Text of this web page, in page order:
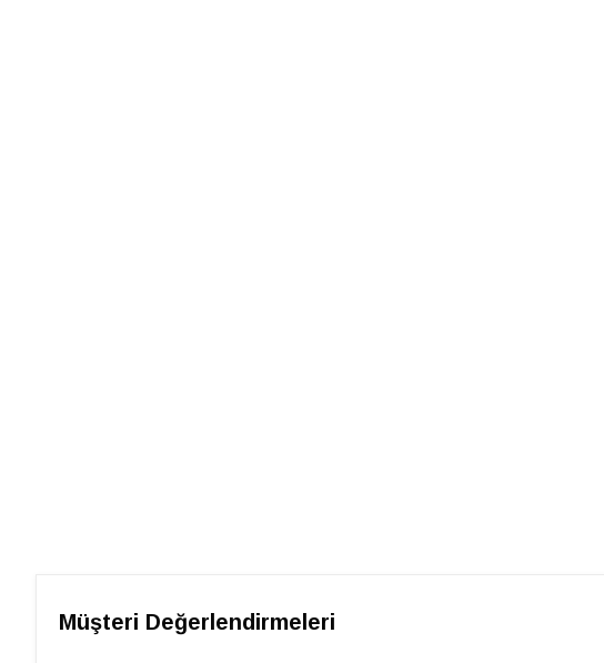
Müşteri Değerlendirmeleri